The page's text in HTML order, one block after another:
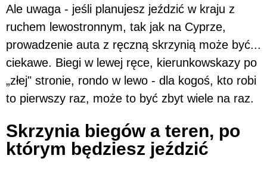
Ale uwaga - jeśli planujesz jeździć w kraju z
ruchem lewostronnym, tak jak na Cyprze,
prowadzenie auta z ręczną skrzynią może być...
ciekawe. Biegi w lewej ręce, kierunkowskazy po
„złej" stronie, rondo w lewo - dla kogoś, kto robi
to pierwszy raz, może to być zbyt wiele na raz.
Skrzynia biegów a teren, po
którym będziesz jeździć